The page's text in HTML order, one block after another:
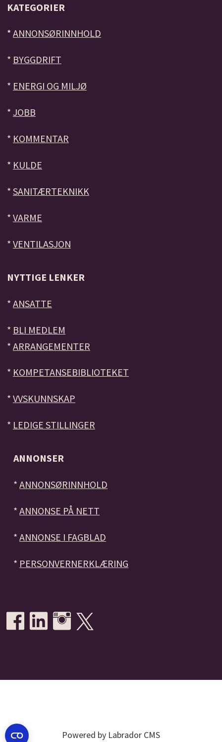
KATEGORIER
* ANNONSØRINNHOLD
* BYGGDRIFT
* ENERGI OG MILJØ
* JOBB
* KOMMENTAR
* KULDE
* SANITÆRTEKNIKK
* VARME
* VENTILASJON
NYTTIGE LENKER
* ANSATTE
* BLI MEDLEM
* ARRANGEMENTER
* KOMPETANSEBIBLIOTEKET
* VVSKUNNSKAP
* LEDIGE STILLINGER
ANNONSER
*ANNONSØRINNHOLD
*ANNONSE PÅ NETT
*ANNONSE I FAGBLAD
* PERSONVERNERKLÆRING
Powered by Labrador CMS